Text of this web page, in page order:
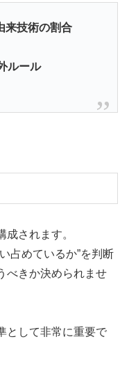
来技術の割合
ルール
されます。
占めているか”を判断
べきか決められませ
として非常に重要で